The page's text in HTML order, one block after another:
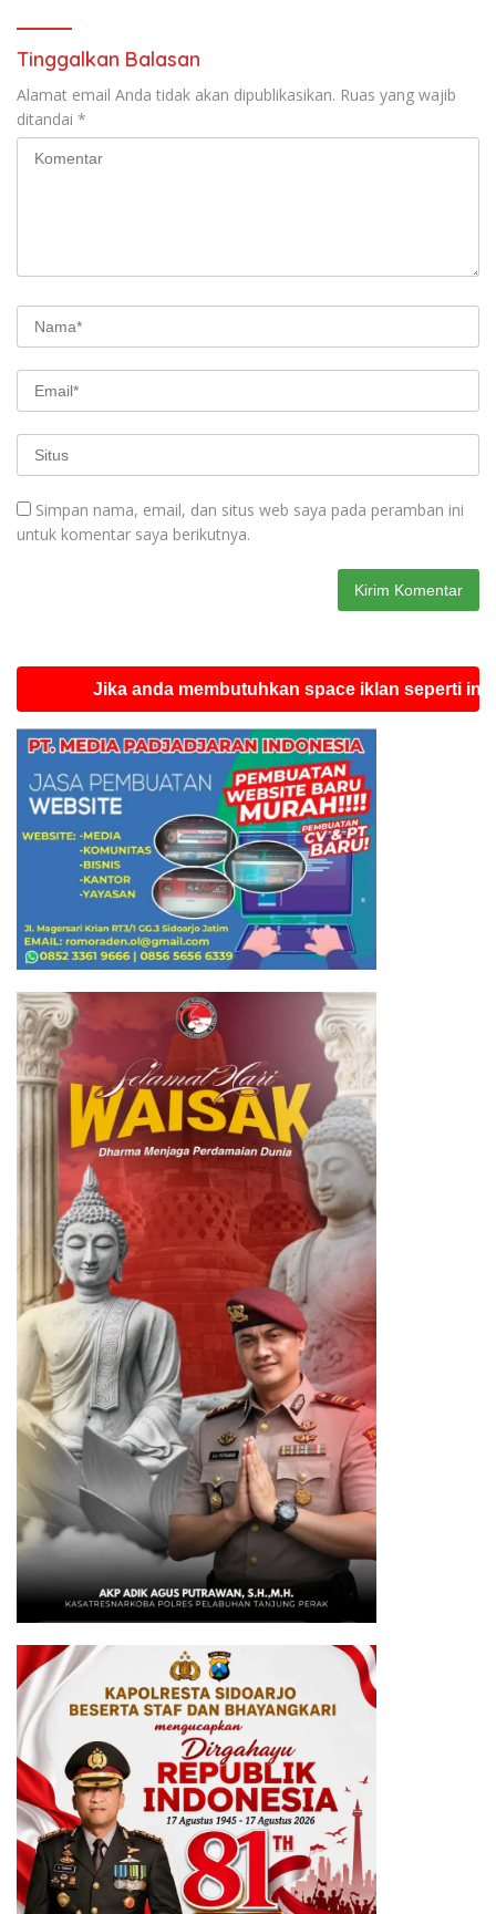
Tinggalkan Balasan
Alamat email Anda tidak akan dipublikasikan. Ruas yang wajib
ditandai *
Simpan nama, email, dan situs web saya pada peramban ini
untuk komentar saya berikutnya.
Jika anda membutuhkan space iklan seperti ini silahkan